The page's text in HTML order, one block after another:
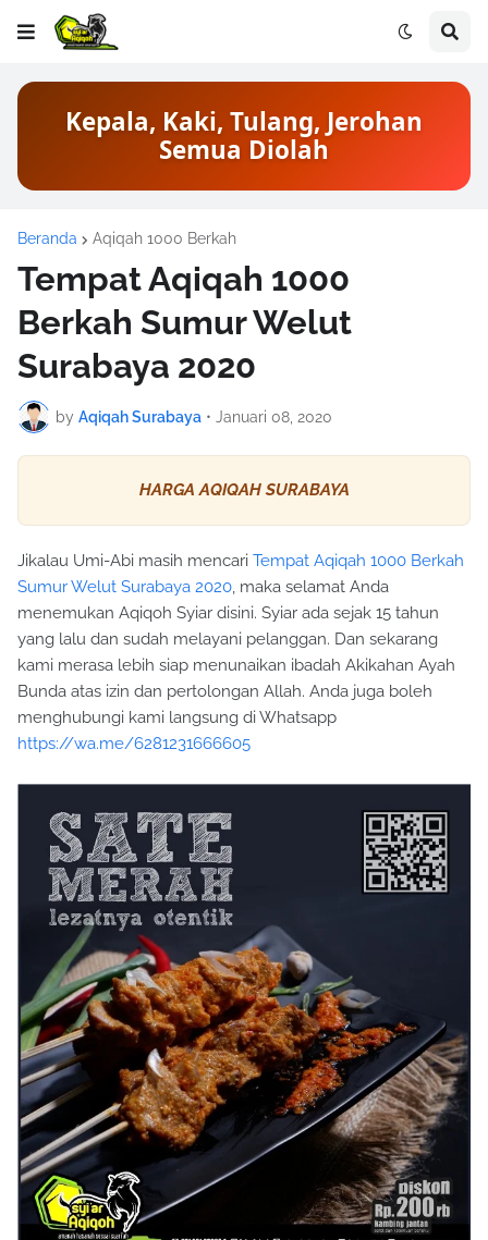
Kepala, Kaki, Tulang, Jerohan
Semua Diolah
Beranda Aqiqah 1000 Berkah
Tempat Aqiqah 1000
Berkah Sumur Welut
Surabaya 2020
by Aqiqah Surabaya • Januari 08, 2020
HARGA AQIQAH SURABAYA
Jikalau Umi-Abi masih mencari Tempat Aqiqah 1000 Berkah
Sumur Welut Surabaya 2020, maka selamat Anda
menemukan Aqiqoh Syiar disini. Syiar ada sejak 15 tahun
yang lalu dan sudah melayani pelanggan. Dan sekarang
kami merasa lebih siap menunaikan ibadah Akikahan Ayah
Bunda atas izin dan pertolongan Allah. Anda juga boleh
menghubungi kami langsung di Whatsapp
https://wa.me/6281231666605